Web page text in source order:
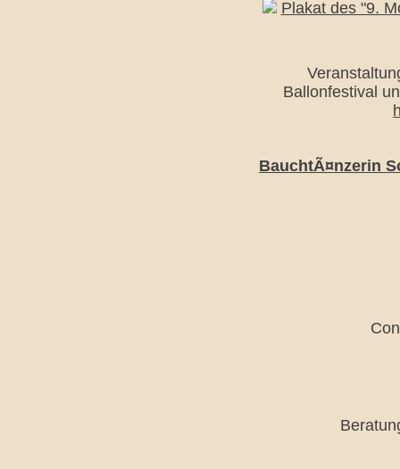
Plakat des "9.
Ballonfestival
BauchtÃ¤nzerin